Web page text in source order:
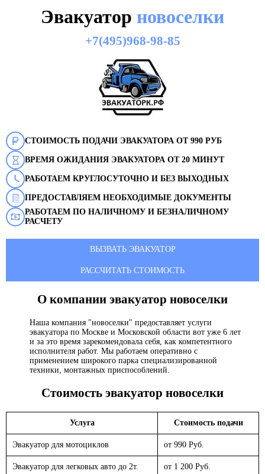
Эвакуатор новоселки
+7(495)968-98-85
СТОИМОСТЬ ПОДАЧИ ЭВАКУАТОРА ОТ 990 РУБ
ВРЕМЯ ОЖИДАНИЯ ЭВАКУАТОРА ОТ 20 МИНУТ
РАБОТАЕМ КРУГЛОСУТОЧНО И БЕЗ ВЫХОДНЫХ
ПРЕДОСТАВЛЯЕМ НЕОБХОДИМЫЕ ДОКУМЕНТЫ
РАБОТАЕМ ПО НАЛИЧНОМУ И БЕЗНАЛИЧНОМУ
РАСЧЕТУ
ВЫЗВАТЬ ЭВАКУАТОР
РАССЧИТАТЬ СТОИМОСТЬ
О компании эвакуатор новоселки
Наша компания "новоселки" предоставляет услуги
эвакуатора по Москве и Московской области вот уже 6 лет
и за это время зарекомендовала себя, как компетентного
исполнителя работ. Мы работаем оперативно с
применением широкого парка специализированной
техники, монтажных приспособлений.
Стоимость эвакуатор новоселки
Услуга Стоимость подачи
Эвакуатор для мотоциклов от 990 Руб.
Эвакуатор для легковых авто до 2т. от 1 200 Руб.